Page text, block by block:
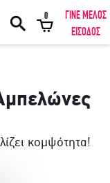
0
ΓΙΝΕ ΜΕΛΟΣ
ΕΙΣΟΔΟΣ
κομψότητα!